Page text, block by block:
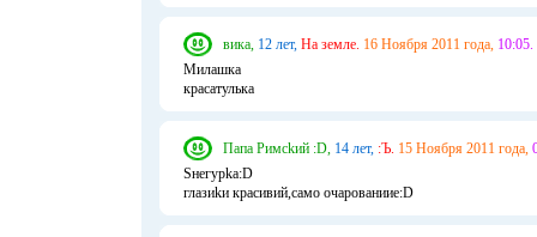
вика, 12 лет, На земле. 16 Ноября 2011 года, 10:05.
Милашка
красатулька
Папа Римсkий :D, 14 лет, :Ъ. 15 Ноября 2011 года,
Sнегурkа:D
глазиkи красивий,само очарованиие:D